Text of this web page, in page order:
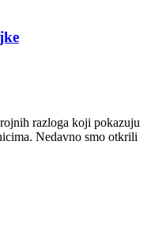
razloga koji pokazuju
Nedavno smo otkrili